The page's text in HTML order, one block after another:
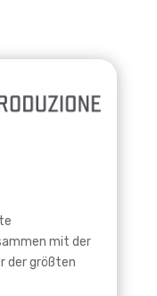
mit der
der größten